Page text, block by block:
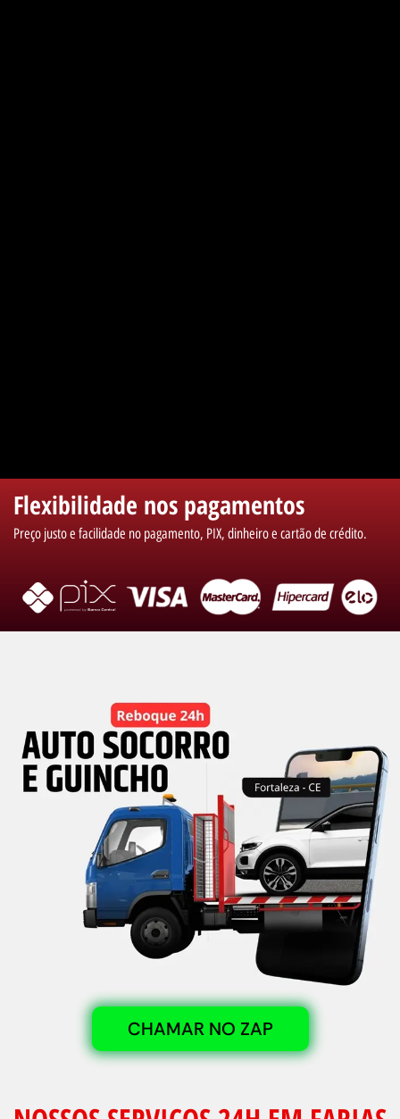
Flexibilidade nos pagamentos
Preço justo e facilidade no pagamento, PIX, dinheiro e cartão de crédito.
CHAMAR NO ZAP